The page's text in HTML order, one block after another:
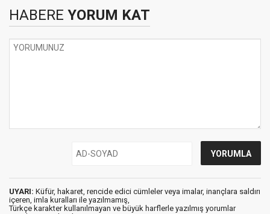
HABERE YORUM KAT
UYARI: Küfür, hakaret, rencide edici cümleler veya imalar, inançlara saldırı
içeren, imla kuralları ile yazılmamış,
Türkçe karakter kullanılmayan ve büyük harflerle yazılmış yorumlar